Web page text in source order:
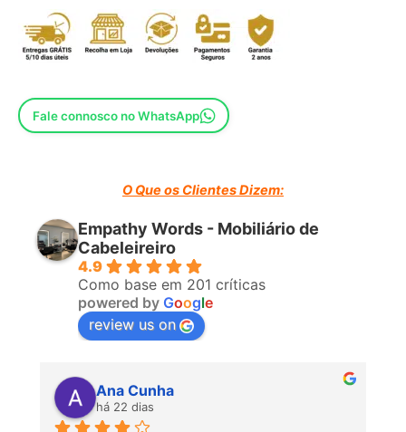
Dimensões:
Largura: 157 cms
Comprimento: 84 cms
UNIDADES: 1
VOLUME: 0,77 m3
IMPORTANTE.- Este produto possui um certificado (test
report), emitido por um laboratório internacional aprovado,
equivalente internacional.
Fale connosco no WhatsApp
O Que os Clientes Dizem:
Empathy Words - Mobiliário de
Cabeleireiro
4.9
Como base em 201 críticas
powered by Google
review us on
Ana Cunha
há 22 dias